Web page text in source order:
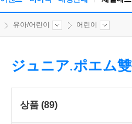
유아/어린이 어린이
ジュニア.ポエム
상품 (89)